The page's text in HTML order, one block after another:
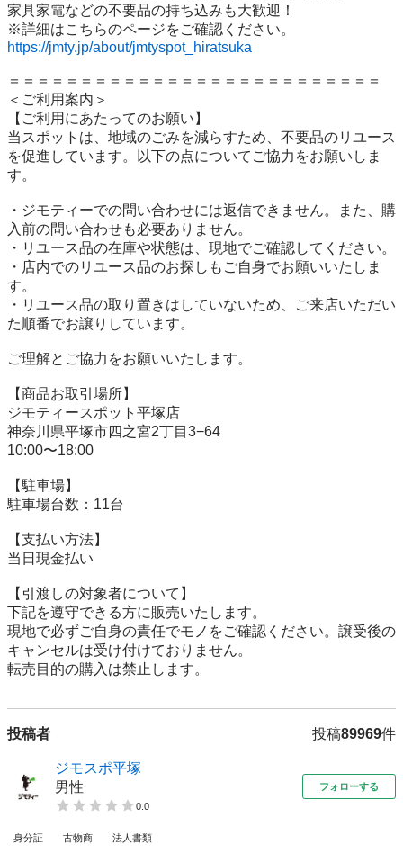
家具家電などの不要品の持ち込みも大歓迎！
https://jmty.jp/about/jmtyspot_hiratsuka
＝＝＝＝＝＝＝＝＝＝＝＝＝＝＝＝＝＝＝＝＝＝＝＝＝＝
＜ご利用案内＞
【ご利用にあたってのお願い】
当スポットは、地域のごみを減らすため、不要品のリユース
を促進しています。以下の点についてご協力をお願いしま
す。
・ジモティーでの問い合わせには返信できません。また、購
入前の問い合わせも必要ありません。
・リユース品の在庫や状態は、現地でご確認してください。
・店内でのリユース品のお探しもご自身でお願いいたしま
す。
・リユース品の取り置きはしていないため、ご来店いただい
た順番でお譲りしています。
ご理解とご協力をお願いいたします。
【商品お取引場所】
ジモティースポット平塚店
神奈川県平塚市四之宮2丁目3−64
10:00〜18:00
【駐⾞場】
駐車場台数：11台
【⽀払い⽅法】
当日現金払い
【引渡しの対象者について】
下記を遵守できる⽅に販売いたします。
現地で必ずご⾃⾝の責任でモノをご確認ください。譲受後の
キャンセルは受け付けておりません。
転売⽬的の購⼊は禁⽌します。
投稿者 投稿89969件
ジモスポ平塚
男性
0.0
フォローする
身分証 古物商 法人書類